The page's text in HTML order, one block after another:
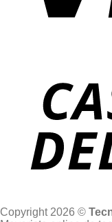
Copyright 2026 ©